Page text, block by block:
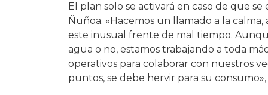
El plan solo se activará en caso de que
Ñuñoa. «Hacemos un llamado a la
este inusual frente de mal tiempo.
agua o no, estamos trabajando a toda
operativos para colaborar con nuestros
puntos, se debe hervir para su